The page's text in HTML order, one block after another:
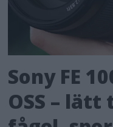
Sony FE
OSS –